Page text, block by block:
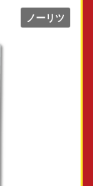
ノーリツ